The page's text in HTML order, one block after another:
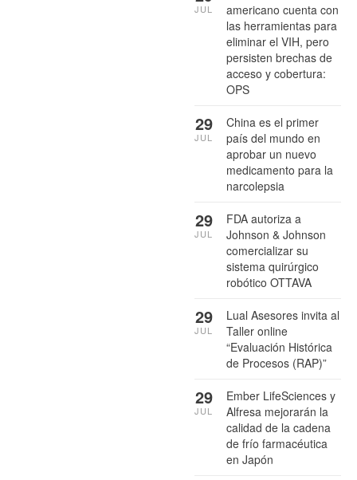
americano cuenta con
las herramientas para
eliminar el VIH, pero
persisten brechas de
acceso y cobertura:
OPS
JUL
China es el primer
país del mundo en
aprobar un nuevo
medicamento para la
narcolepsia
29
JUL
FDA autoriza a
Johnson & Johnson
comercializar su
sistema quirúrgico
robótico OTTAVA
29
JUL
Lual Asesores invita al
Taller online
“Evaluación Histórica
de Procesos (RAP)”
29
JUL
Ember LifeSciences y
Alfresa mejorarán la
calidad de la cadena
de frío farmacéutica
en Japón
29
JUL